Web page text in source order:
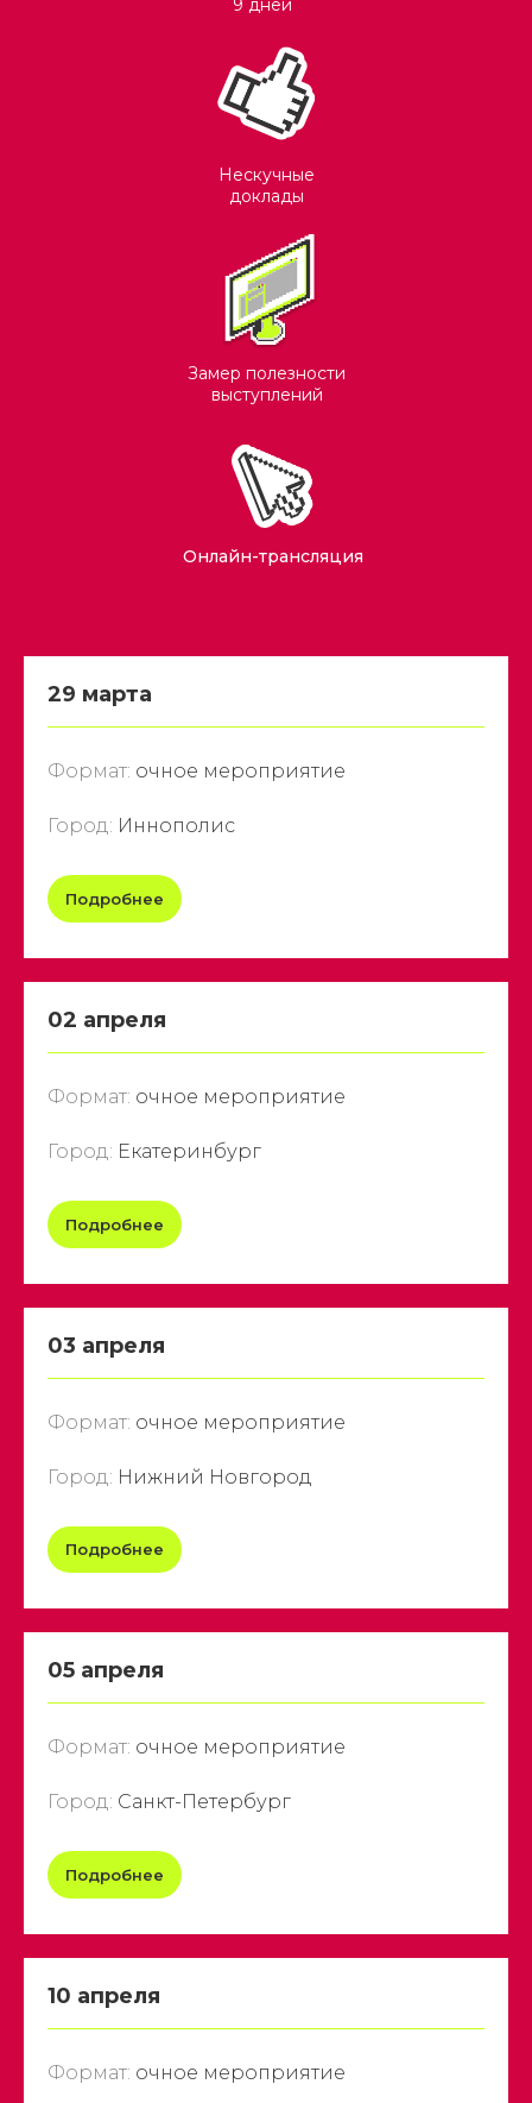
9 дней
Замер полезности
выступлений
Нескучные
доклады
Онлайн-трансляция
29 марта
Формат: очное мероприятие
Город: Иннополис
Подробнее
02 апреля
Формат: очное мероприятие
Город: Екатеринбург
Подробнее
03 апреля
Формат: очное мероприятие
Город: Нижний Новгород
Подробнее
05 апреля
Формат: очное мероприятие
Город: Санкт-Петербург
Подробнее
10 апреля
Формат: очное мероприятие